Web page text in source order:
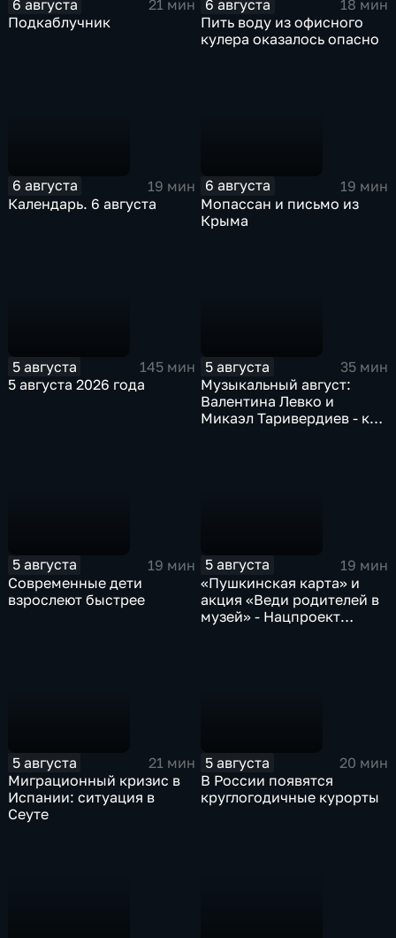
6 августа
21 мин
Подкаблучник
6 августа
18 мин
Пить воду из офисного
кулера оказалось опасно
6 августа
19 мин
Календарь. 6 августа
6 августа
19 мин
Мопассан и письмо из
Крыма
5 августа
145 мин
5 августа 2026 года
5 августа
35 мин
Музыкальный август:
Валентина Левко и
Микаэл Таривердиев - как
5 августа
19 мин
Современные дети
взрослеют быстрее
5 августа
19 мин
«Пушкинская карта» и
акция «Веди родителей в
музей» - Нацпроект
5 августа
21 мин
Миграционный кризис в
Испании: ситуация в
Сеуте
5 августа
20 мин
В России появятся
круглогодичные курорты